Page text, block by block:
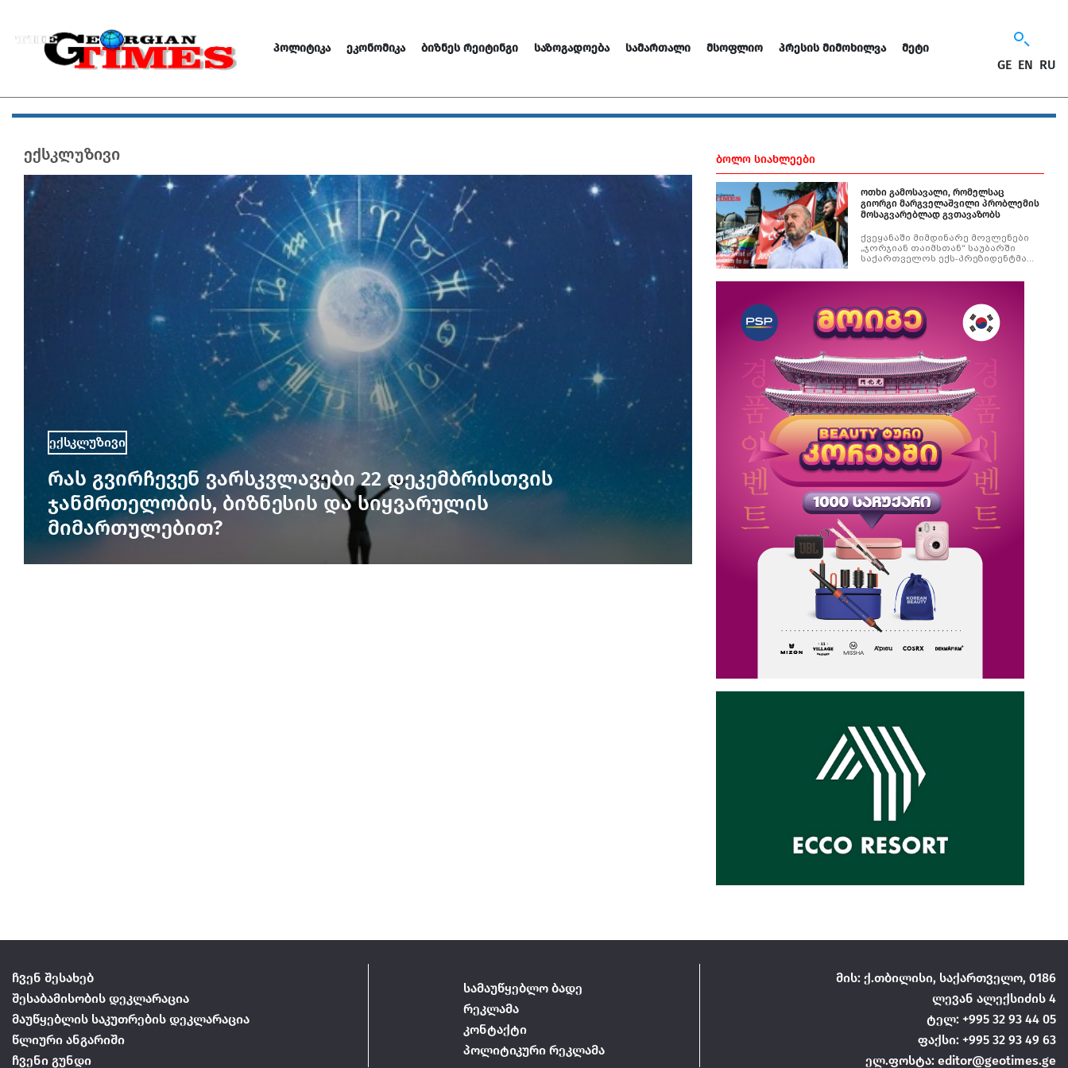
ᲞᲝᲚᲘᲢᲘᲙᲐ ᲔᲙᲝᲜᲝᲛᲘᲙᲐ ᲑᲘᲖᲜᲔᲡ ᲠᲔᲘᲢᲘᲜᲒᲘ ᲡᲐᲖᲝᲒᲐᲓᲝᲔᲑᲐ ᲡᲐᲛᲐᲠᲗᲐᲚᲘ ᲛᲡᲝᲤᲚᲘᲝ ᲞᲠᲔᲡᲘᲡ ᲛᲘᲛᲝᲮᲘᲚᲕᲐ ᲛᲔᲢᲘ
GE EN RU
ექსკლუზივი
ექსკლუზივი
რას გვირჩევენ ვარსკვლავები 22 დეკემბრისთვის
ჯანმრთელობის, ბიზნესის და სიყვარულის
მიმართულებით?
ᲑᲝᲚᲝ ᲡᲘᲐᲮᲚᲔᲔᲑᲘ
ოთხი გამოსავალი, რომელსაც
გიორგი მარგველაშვილი პრობლემის
მოსაგვარებლად გვთავაზობს
ქვეყანაში მიმდინარე მოვლენები
„ჯორჯიან თაიმსთან“ საუბარში
საქართველოს ექს-პრეზიდენტმა
ჩვენ შესახებ
შესაბამისობის დეკლარაცია
მაუწყებლის საკუთრების დეკლარაცია
წლიური ანგარიში
ჩვენი გუნდი
სამაუწყებლო ბადე
რეკლამა
კონტაქტი
პოლიტიკური რეკლამა
მის: ქ.თბილისი, საქართველო, 0186
ლევან ალექსიძის 4
ტელ: +995 32 93 44 05
ფაქსი: +995 32 93 49 63
ელ.ფოსტა: editor@geotimes.ge